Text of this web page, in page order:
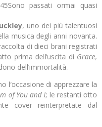
Sono passati ormai quasi
, uno dei più talentuosi
musica degli anni novanta.
di dieci brani registrati
prima dell’uscita di Grace,
dell’immortalità.
l’occasione di apprezzare la
of You and I; le restanti otto
cover reinterpretate dal